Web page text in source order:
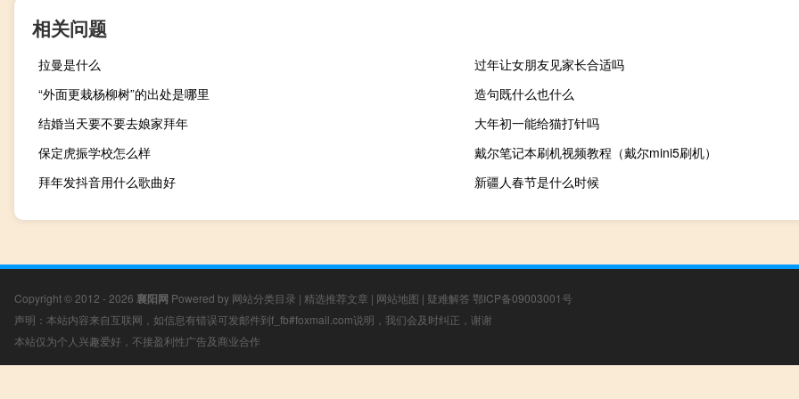
相关问题
拉曼是什么
过年让女朋友见家长合适吗
“外面更栽杨柳树”的出处是哪里
造句既什么也什么
结婚当天要不要去娘家拜年
大年初一能给猫打针吗
保定虎振学校怎么样
戴尔笔记本刷机视频教程（戴尔mini5刷机）
拜年发抖音用什么歌曲好
新疆人春节是什么时候
Copyright © 2012 - 2026 襄阳网 Powered by 网站分类目录 | 精选推荐文章 | 网站地图 | 疑难解答 鄂ICP备09003001号
声明：本站内容来自互联网，如信息有错误可发邮件到f_fb#foxmail.com说明，我们会及时纠正，谢谢
本站仅为个人兴趣爱好，不接盈利性广告及商业合作